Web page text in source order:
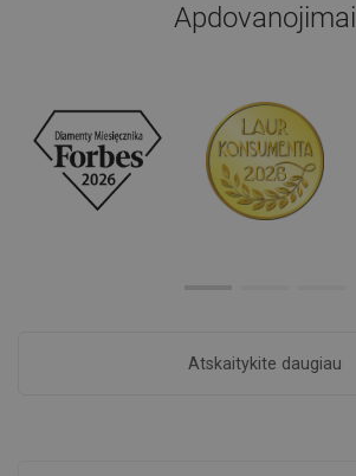
Apdovanojimai
Atskaitykite daugiau